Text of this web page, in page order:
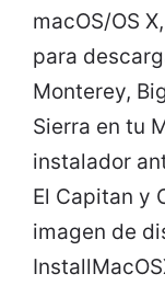
macOS/OS
para
Monterey,
Sierra en tu
instalador
El Capitan y
imagen de